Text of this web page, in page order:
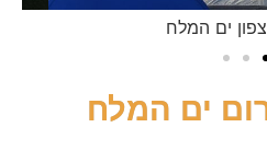
צפון ים המלח
ים המלח